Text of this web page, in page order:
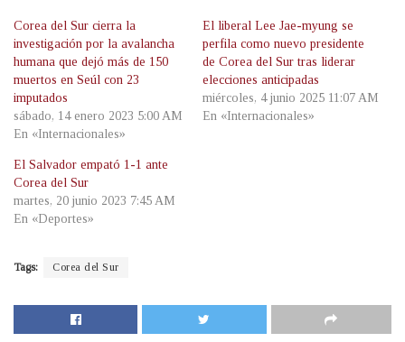
Corea del Sur cierra la
investigación por la avalancha
humana que dejó más de 150
muertos en Seúl con 23
imputados
sábado, 14 enero 2023 5:00 AM
En «Internacionales»
El liberal Lee Jae-myung se
perfila como nuevo presidente
de Corea del Sur tras liderar
elecciones anticipadas
miércoles, 4 junio 2025 11:07 AM
En «Internacionales»
El Salvador empató 1-1 ante
Corea del Sur
martes, 20 junio 2023 7:45 AM
En «Deportes»
Tags: Corea del Sur